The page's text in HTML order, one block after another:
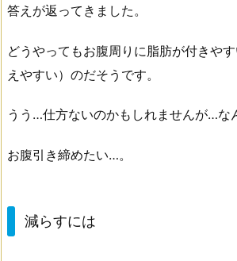
答えが返ってきました。
どうやってもお腹周りに脂肪が付きや
えやすい）のだそうです。
うう…仕方ないのかもしれませんが…な
お腹引き締めたい…。
減らすには